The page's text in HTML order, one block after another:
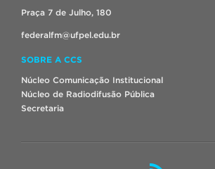
Praça 7 de Julho, 180
federalfm@ufpel.edu.br
SOBRE A CCS
Núcleo Comunicação Institucional
Núcleo de Radiodifusão Pública
Secretaria